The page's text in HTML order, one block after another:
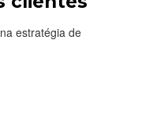
estratégia de